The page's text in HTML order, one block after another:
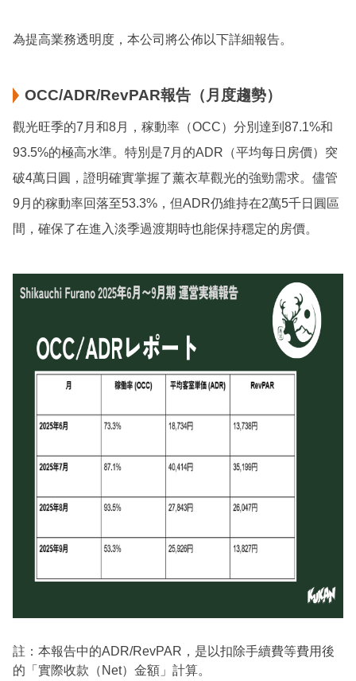
為提高業務透明度，本公司將公佈以下詳細報告。
OCC/ADR/RevPAR報告（月度趨勢）
觀光旺季的7月和8月，稼動率（OCC）分別達到87.1%和
93.5%的極高水準。特別是7月的ADR（平均每日房價）突
破4萬日圓，證明確實掌握了薰衣草觀光的強勁需求。儘管
9月的稼動率回落至53.3%，但ADR仍維持在2萬5千日圓區
間，確保了在進入淡季過渡期時也能保持穩定的房價。
註：本報告中的ADR/RevPAR，是以扣除手續費等費用後
的「實際收款（Net）金額」計算。